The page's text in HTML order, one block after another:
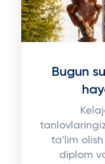
Bugun
ta'lim
diplom